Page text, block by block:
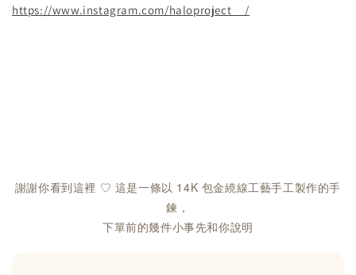
https://www.instagram.com/haloproject__/
謝謝你看到這裡 ♡ 這是一條以 14K 包金繞線工藝手工製作的手
鍊，
下單前的幾件小事先和你說明